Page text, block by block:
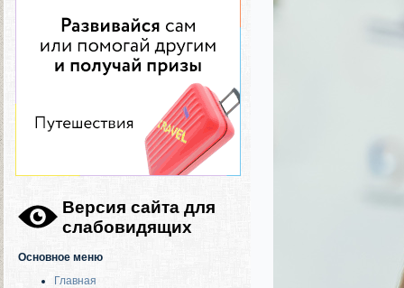
Версия сайта для
слабовидящих
Основное меню
Главная